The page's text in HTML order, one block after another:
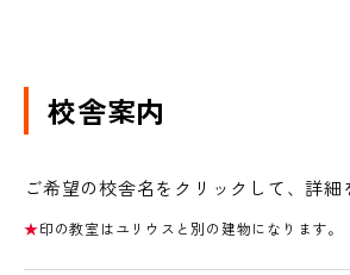
校舎案内
ご希望の校舎名をクリックして、詳細
★印の教室はユリウスと別の建物になります。